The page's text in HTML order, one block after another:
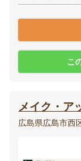
こ
メイク・ア
広島県広島市西